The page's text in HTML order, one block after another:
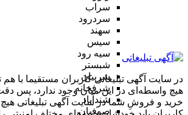
سراب
سردرود
سهند
سیس
سیه رود
شبستر
شربیان
شرفخانه
شندآباد
صوفیان
در سایت آگهی تبلیغاتی کاربران مستقیما با
هیچ واسطه‌ای در این میان وجود ندارد، پس
خرید و فروشِ شما در سایت آگهی تبلیغاتی هیچ